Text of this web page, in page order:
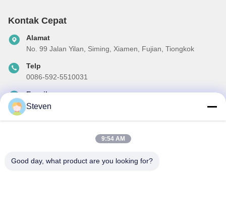
Kontak Cepat
Alamat
No. 99 Jalan Yilan, Siming, Xiamen, Fujian, Tiongkok
Telp
0086-592-5510031
E-mail
steven@winley-electric.com
Langganan buletin kami untuk diskon dan banyak lagi.
Steven
9:54 AM
Good day, what product are you looking for?